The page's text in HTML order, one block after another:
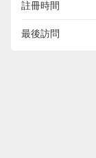
註冊時間
最後訪問